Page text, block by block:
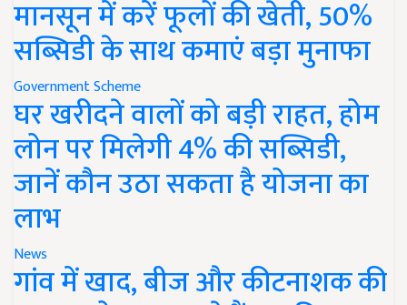
मानसून में करें फूलों की खेती, 50%
सब्सिडी के साथ कमाएं बड़ा मुनाफा
Government Scheme
घर खरीदने वालों को बड़ी राहत, होम
लोन पर मिलेगी 4% की सब्सिडी,
जानें कौन उठा सकता है योजना का
लाभ
News
गांव में खाद, बीज और कीटनाशक की